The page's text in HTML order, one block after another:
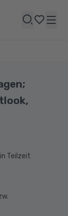
Teilzeit